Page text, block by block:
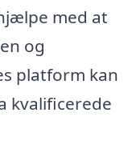
med at
og
platform kan
kvalificerede